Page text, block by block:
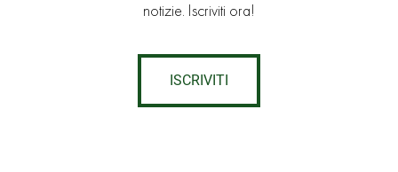
notizie. Iscriviti ora!
ISCRIVITI